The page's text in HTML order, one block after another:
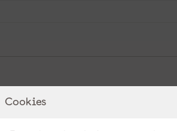
Cookies